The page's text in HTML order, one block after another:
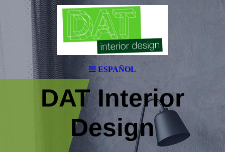
ESPAÑOL
DAT Interior
Design